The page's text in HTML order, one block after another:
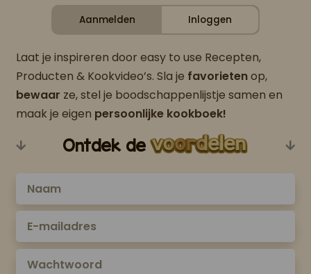
Aanmelden Inloggen
Laat je inspireren door easy to use Recepten,
Producten & Kookvideo’s. Sla je favorietenop,
bewaar ze, stel je boodschappenlijstje samen en
maak je eigen persoonlijke kookboek!
Ontdek de